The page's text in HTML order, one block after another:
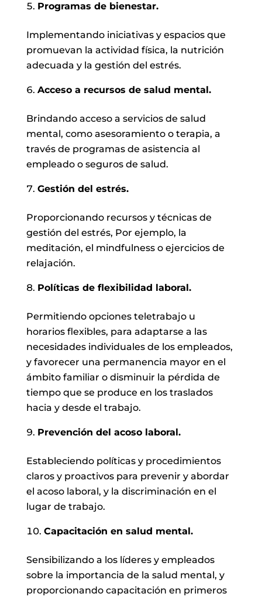
Programas de bienestar.
Implementando iniciativas y espacios que
promuevan la actividad física, la nutrición
adecuada y la gestión del estrés.
Acceso a recursos de salud mental.
Brindando acceso a servicios de salud
mental, como asesoramiento o terapia, a
través de programas de asistencia al
empleado o seguros de salud.
Gestión del estrés.
Proporcionando recursos y técnicas de
gestión del estrés, Por ejemplo, la
meditación, el mindfulness o ejercicios de
relajación.
Políticas de flexibilidad laboral.
Permitiendo opciones teletrabajo u
horarios flexibles, para adaptarse a las
necesidades individuales de los empleados,
y favorecer una permanencia mayor en el
ámbito familiar o disminuir la pérdida de
tiempo que se produce en los traslados
hacia y desde el trabajo.
Prevención del acoso laboral.
Estableciendo políticas y procedimientos
claros y proactivos para prevenir y abordar
el acoso laboral, y la discriminación en el
lugar de trabajo.
Capacitación en salud mental.
Sensibilizando a los líderes y empleados
sobre la importancia de la salud mental, y
proporcionando capacitación en primeros